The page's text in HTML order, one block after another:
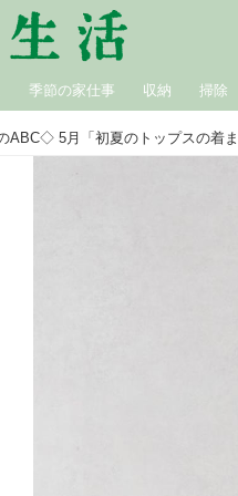
季節の家仕事 収納 掃除